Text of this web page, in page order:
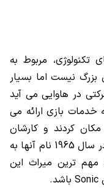
تکنولوژی، مربوط به
نیست اما بسیار
در هاوایی می آید
که خدمات بازی ارائه می
نقل مکان کردند و کارشان
به
مهم ترین میراث این
Sonic باشد.